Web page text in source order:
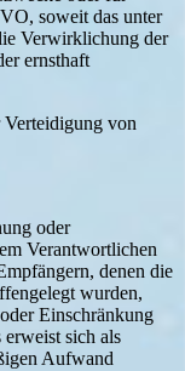
soweit das unter
Verwirklichung der
ernsthaft
von
oder
Verantwortlichen
denen die
wurden,
Einschränkung
erweist sich als
Aufwand